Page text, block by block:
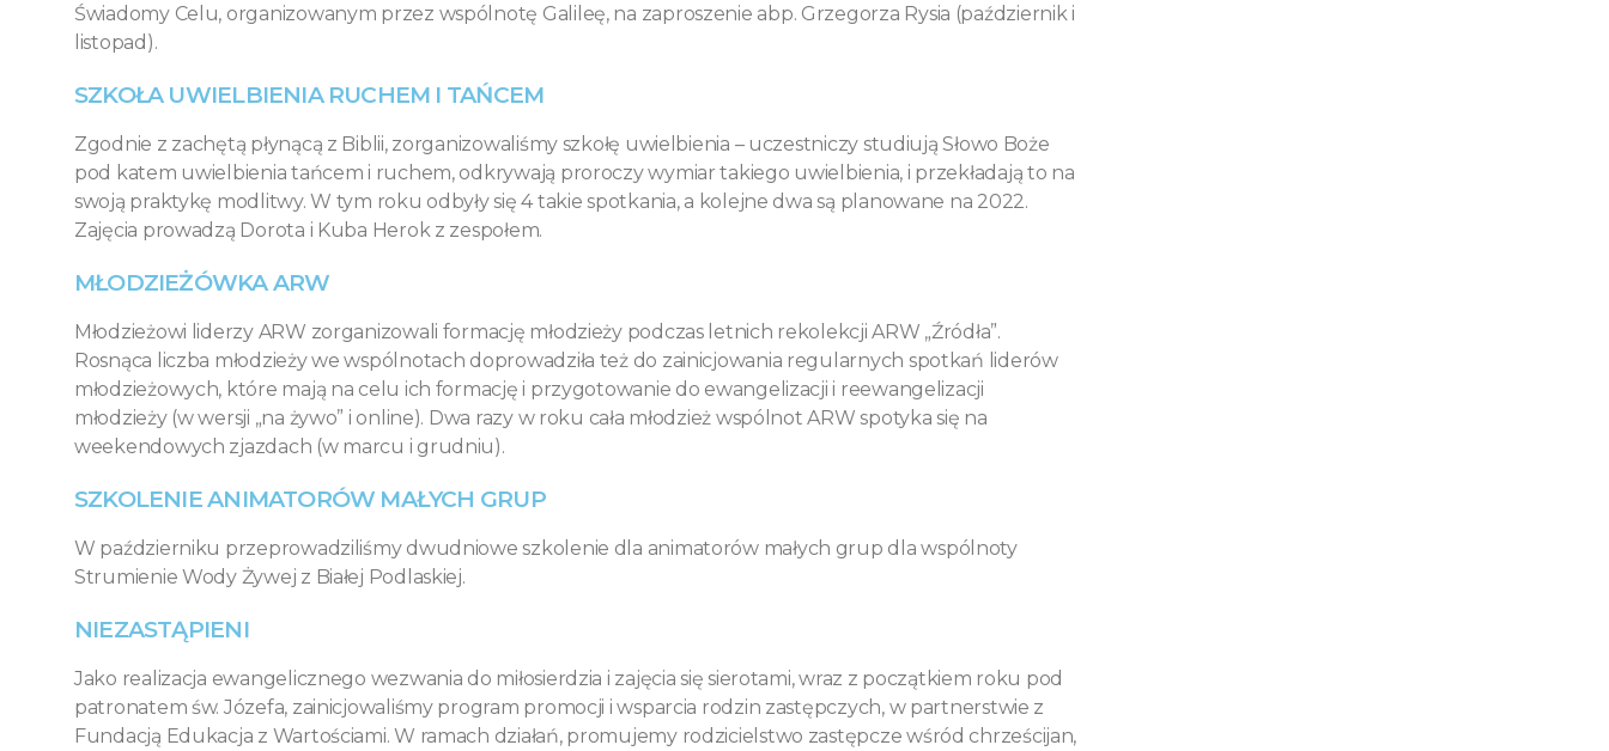
Świadomy Celu, organizowanym przez wspólnotę Galileę, na zaproszenie abp. Grzegorza Rysia (październik i
listopad).
SZKOŁA UWIELBIENIA RUCHEM I TAŃCEM
Zgodnie z zachętą płynącą z Biblii, zorganizowaliśmy szkołę uwielbienia – uczestniczy studiują Słowo Boże
pod katem uwielbienia tańcem i ruchem, odkrywają proroczy wymiar takiego uwielbienia, i przekładają to na
swoją praktykę modlitwy. W tym roku odbyły się 4 takie spotkania, a kolejne dwa są planowane na 2022.
Zajęcia prowadzą Dorota i Kuba Herok z zespołem.
MŁODZIEŻÓWKA ARW
Młodzieżowi liderzy ARW zorganizowali formację młodzieży podczas letnich rekolekcji ARW „Źródła”.
Rosnąca liczba młodzieży we wspólnotach doprowadziła też do zainicjowania regularnych spotkań liderów
młodzieżowych, które mają na celu ich formację i przygotowanie do ewangelizacji i reewangelizacji
młodzieży (w wersji „na żywo” i online). Dwa razy w roku cała młodzież wspólnot ARW spotyka się na
weekendowych zjazdach (w marcu i grudniu).
SZKOLENIE ANIMATORÓW MAŁYCH GRUP
W październiku przeprowadziliśmy dwudniowe szkolenie dla animatorów małych grup dla wspólnoty
Strumienie Wody Żywej z Białej Podlaskiej.
NIEZASTĄPIENI
Jako realizacja ewangelicznego wezwania do miłosierdzia i zajęcia się sierotami, wraz z początkiem roku pod
patronatem św. Józefa, zainicjowaliśmy program promocji i wsparcia rodzin zastępczych, w partnerstwie z
Fundacją Edukacja z Wartościami. W ramach działań, promujemy rodzicielstwo zastępcze wśród chrześcijan,